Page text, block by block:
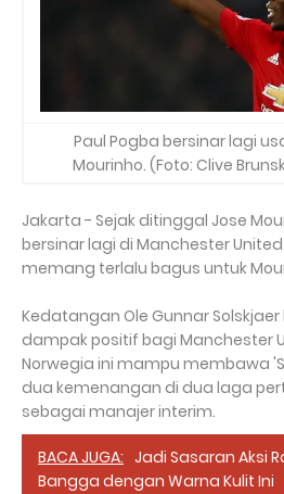
Paul Pogba bersinar lagi
Mourinho. (Foto: Clive
Jakarta - Sejak ditinggal Jose
bersinar lagi di Manchester
memang terlalu bagus untuk
Kedatangan Ole Gunnar
dampak positif bagi Manchester
Norwegia ini mampu membawa
dua kemenangan di dua laga
sebagai manajer interim.
BACA JUGA: Jadi Sasaran Aksi
Bangga dengan Warna Kulit Ini